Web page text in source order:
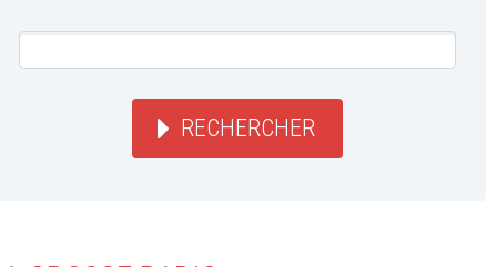
RECHERCHER